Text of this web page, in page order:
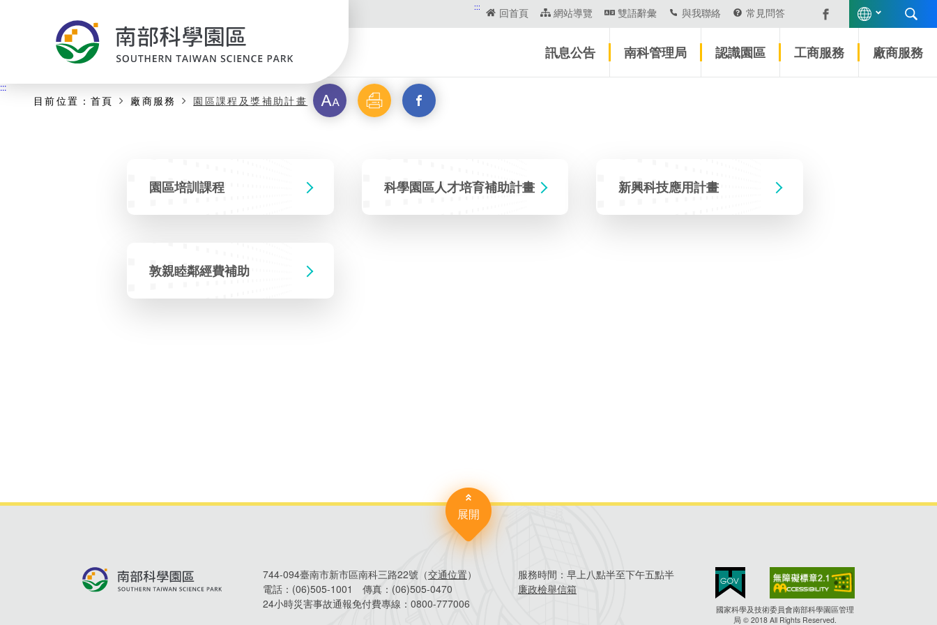
::: 回首頁 網站導覽 雙語辭彙 與我聯絡 常見問答
訊息公告 南科管理局 認識園區 工商服務 廠商服務
主要內容開始
:::
目前位置： 首頁 廠商服務 園區課程及獎補助計畫 字 列 另
園區培訓課程 科學園區人才培育補助計畫 新興科技應用計畫
敦親睦鄰經費補助
展開
744-094臺南市新市區南科三路22號（交通位置）
電話： (06)505-1001 傳真： (06)505-0470
24小時災害事故通報免付費專線： 0800-777006
服務時間：早上八點半至下午五點半
廉政檢舉信箱
國家科學及技術委員會南部科學園區管理
局 © 2018 All Rights Reserved.